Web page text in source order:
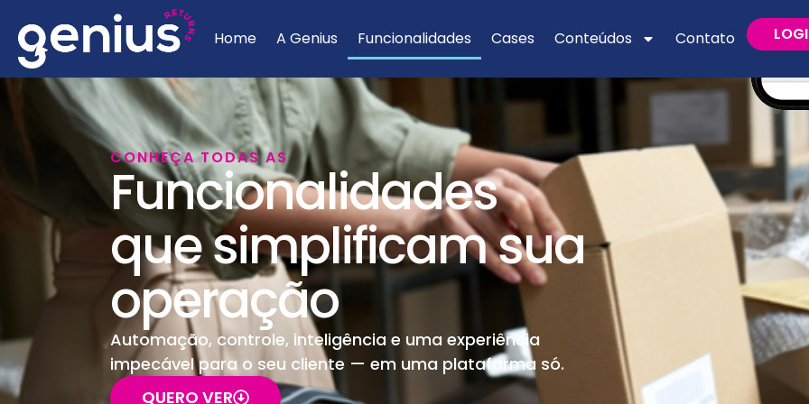
Home A Genius Funcionalidades Cases Conteúdos Contato
CONHEÇA TODAS AS
Funcionalidades
que simplificam sua
operação
Automação, controle, inteligência e uma experiência
impecável para o seu cliente — em uma plataforma só.
QUERO VER